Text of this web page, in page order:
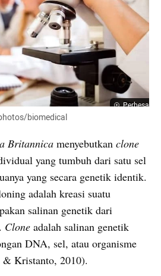
Perbesar
biomedical
Britannica menyebutkan clone
yang tumbuh dari satu sel
yang secara genetik identik.
adalah kreasi suatu
salinan genetik dari
Clone adalah salinan genetik
DNA, sel, atau organisme
& Kristanto, 2010).